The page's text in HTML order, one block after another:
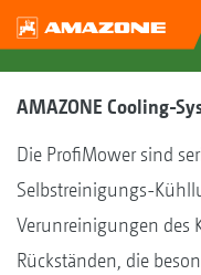
AMAZONE Cooling-
Die ProfiMower sind
Selbstreinigungs-
Verunreinigungen des
Rückständen, die